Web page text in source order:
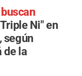
Ni" en
según
de la